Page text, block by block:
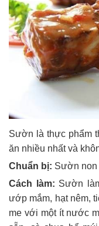
Sườn là thực phẩm
ăn nhiều nhất và
Chuẩn bị: Sườn non
Cách làm: Sườn
ướp mắm, hạt nêm,
me với một ít nước